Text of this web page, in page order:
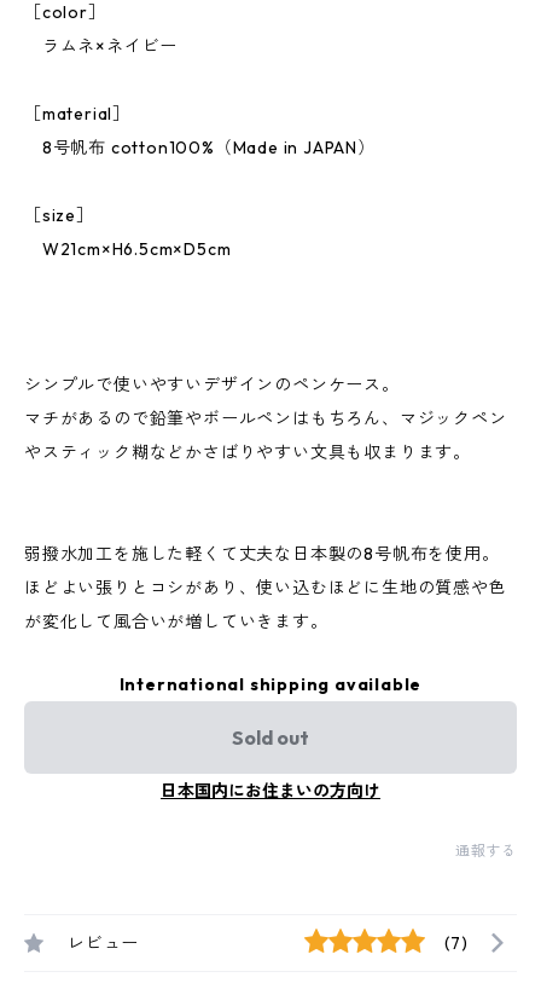
［color］
ラムネ×ネイビー
［material］
8号帆布 cotton100%（Made in JAPAN）
［size］
W21cm×H6.5cm×D5cm
シンプルで使いやすいデザインのペンケース。
マチがあるので鉛筆やボールペンはもちろん、マジックペン
やスティック糊などかさばりやすい文具も収まります。
弱撥水加工を施した軽くて丈夫な日本製の8号帆布を使用。
ほどよい張りとコシがあり、使い込むほどに生地の質感や色
が変化して風合いが増していきます。
International shipping available
Sold out
日本国内にお住まいの方向け
通報する
レビュー (7)